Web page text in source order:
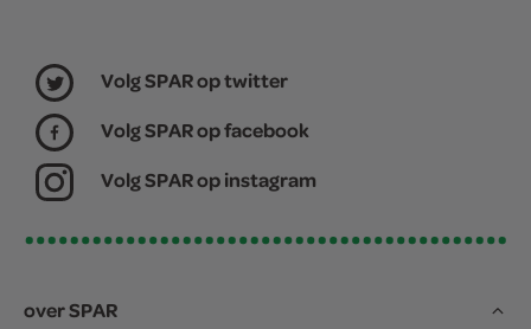
Volg SPAR op twitter
Volg SPAR op facebook
Volg SPAR op instagram
over SPAR